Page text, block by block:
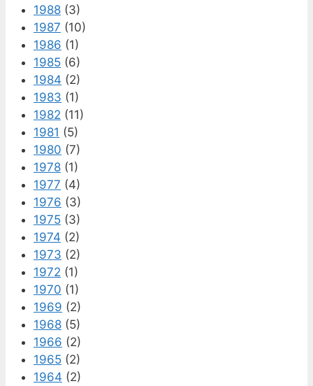
1988 (3)
1987 (10)
1986 (1)
1985 (6)
1984 (2)
1983 (1)
1982 (11)
1981 (5)
1980 (7)
1978 (1)
1977 (4)
1976 (3)
1975 (3)
1974 (2)
1973 (2)
1972 (1)
1970 (1)
1969 (2)
1968 (5)
1966 (2)
1965 (2)
1964 (2)